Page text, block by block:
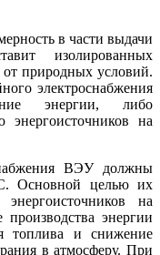
в части выдачи
изолированных
от природных условий.
электроснабжения
энергии, либо
на
ВЭУ должны
Основной целью их
на
энергии
топлива и снижение
в атмосферу. При